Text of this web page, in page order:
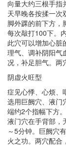
向量大约三根手指
天早晚各按揉一次
脚外踝的前下方，
每次敲打100下。
此穴可以增加心脏
理气、调补阴阳气
况，补足胆气。两
阴虚火旺型
症见心悸、心烦、
选用巨阙穴、液门
端约2个指幅下方
液门穴在手背部，
～5分钟。巨阙穴
火之功。两穴配合